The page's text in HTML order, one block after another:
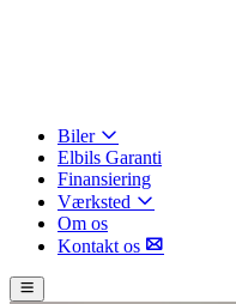
Biler
Elbils Garanti
Finansiering
Værksted
Om os
Kontakt os